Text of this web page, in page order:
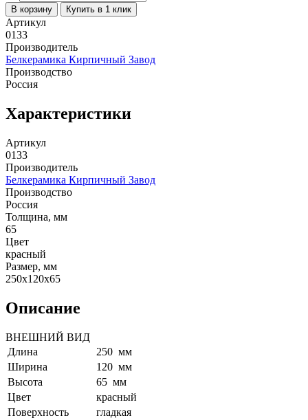
В корзину Купить в 1 клик
Артикул
0133
Производитель
Белкерамика Кирпичный Завод
Производство
Россия
Характеристики
Артикул
0133
Производитель
Белкерамика Кирпичный Завод
Производство
Россия
Толщина, мм
65
Цвет
красный
Размер, мм
250x120x65
Описание
ВНЕШНИЙ ВИД
Длина
250 мм
Ширина
120 мм
Высота
65 мм
Цвет
красный
Поверхность
гладкая